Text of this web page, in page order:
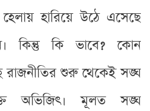
হারিয়ে উঠে এসেছে
কিন্তু কি ভাবে? কোন
রাজনীতির শুরু থেকেই সঙ্ঘ
অভিজিৎ। মূলত সঙ্ঘ